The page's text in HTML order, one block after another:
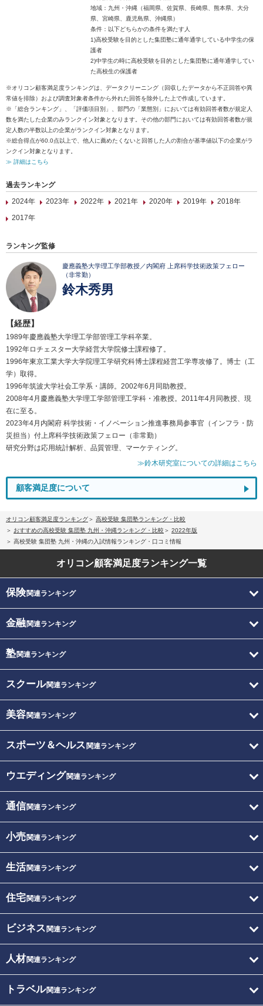
地域：九州・沖縄（福岡県、佐賀県、長崎県、熊本県、大分
県、宮崎県、鹿児島県、沖縄県）
条件：以下どちらかの条件を満たす人
1)高校受験を目的とした集団塾に通年通学している中学生の保
護者
2)中学生の時に高校受験を目的とした集団塾に通年通学してい
た高校生の保護者
※オリコン顧客満足度ランキングは、データクリーニング（回収したデータから不正回答や異
常値を排除）および調査対象者条件から外れた回答を除外した上で作成しています。
※「総合ランキング」、「評価項目別」、部門の「業態別」においては有効回答者数が規定人
数を満たした企業のみランクイン対象となります。その他の部門においては有効回答者数が規
定人数の半数以上の企業がランクイン対象となります。
※総合得点が60.0点以上で、他人に薦めたくないと回答した人の割合が基準値以下の企業がラ
ンクイン対象となります。
≫ 詳細はこちら
過去ランキング
2024年
2023年 2022年 2021年 2020年 2019年
2018年
2017年
ランキング監修
慶應義塾大学理工学部教授／内閣府 上席科学技術政策フェロー
（非常勤）
鈴木秀男
【経歴】
1989年慶應義塾大学理工学部管理工学科卒業。
1992年ロチェスター大学経営大学院修士課程修了。
1996年東京工業大学大学院理工学研究科博士課程経営工学専攻修了。博士（工
学）取得。
1996年筑波大学社会工学系・講師。2002年6月同助教授。
2008年4月慶應義塾大学理工学部管理工学科・准教授。2011年4月同教授、現
在に至る。
2023年4月内閣府 科学技術・イノベーション推進事務局参事官（インフラ・防
災担当）付上席科学技術政策フェロー（非常勤）
研究分野は応用統計解析、品質管理、マーケティング。
≫鈴木研究室についての詳細はこちら
顧客満足度について
オリコン顧客満足度ランキング
高校受験 集団塾ランキング・比較
おすすめの高校受験 集団塾 九州・沖縄ランキング・比較
2022年版
高校受験 集団塾 九州・沖縄の入試情報ランキング・口コミ情報
オリコン顧客満足度ランキング一覧
保険関連ランキング
金融関連ランキング
塾関連ランキング
スクール関連ランキング
美容関連ランキング
スポーツ＆ヘルス 関連ランキング
ウエディング関連ランキング
通信関連ランキング
小売関連ランキング
生活関連ランキング
住宅関連ランキング
ビジネス 関連ランキング
人材関連ランキング
トラベル関連ランキング